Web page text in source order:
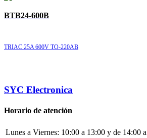
BTB24-600B
TRIAC 25A 600V TO-220AB
SYC Electronica
Horario de atención
Lunes a Viernes: 10:00 a 13:00 y de 14:00